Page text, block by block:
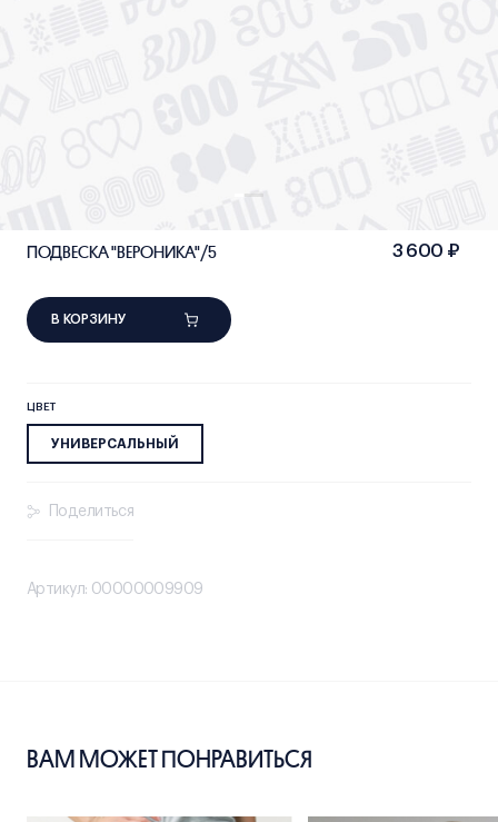
ПОДВЕСКА "ВЕРОНИКА"/5 3 600 ₽
В КОРЗИНУ
ЦВЕТ
УНИВЕРСАЛЬНЫЙ
Поделиться
Артикул: 00000009909
ВАМ МОЖЕТ ПОНРАВИТЬСЯ